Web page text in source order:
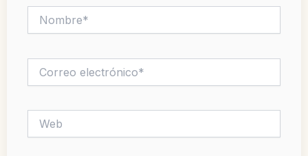
electrónico*